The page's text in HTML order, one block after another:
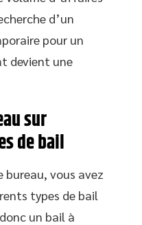
d’un
pour un
devient une
sur
de bail
bureau, vous avez
types de bail
un bail à